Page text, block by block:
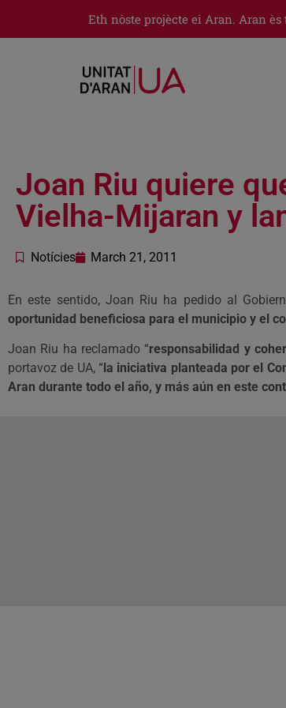
Eth nòste projècte ei Aran. Aran ès
Joan Riu quiere
Vielha-Mijaran y
Notícies March 21, 2011
En este sentido, Joan Riu ha pedido al
oportunidad beneficiosa para el municipio y el
Joan Riu ha reclamado “responsabilidad y
portavoz de UA, “ la iniciativa planteada por el
Aran durante todo el año, y más aún en este